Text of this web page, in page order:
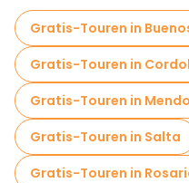
Gratis-Touren in
Gratis-Touren in
Gratis-Touren in
Gratis-Touren in Salta
Gratis-Touren in